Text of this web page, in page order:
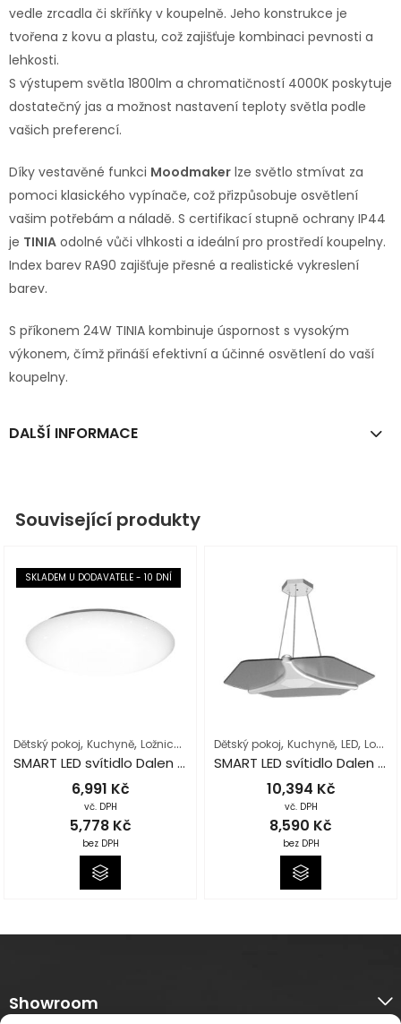
vedle zrcadla či skříňky v koupelně. Jeho konstrukce je
tvořena z kovu a plastu, což zajišťuje kombinaci pevnosti a
lehkosti.
S výstupem světla 1800lm a chromatičností 4000K poskytuje
dostatečný jas a možnost nastavení teploty světla podle
vašich preferencí.
Díky vestavěné funkci Moodmaker lze světlo stmívat za
pomoci klasického vypínače, což přizpůsobuje osvětlení
vašim potřebám a náladě. S certifikací stupně ochrany IP44
je TINIA odolné vůči vlhkosti a ideální pro prostředí koupelny.
Index barev RA90 zajišťuje přesné a realistické vykreslení
barev.
S příkonem 24W TINIA kombinuje úspornost s vysokým
výkonem, čímž přináší efektivní a účinné osvětlení do vaší
koupelny.
DALŠÍ INFORMACE
Související produkty
SKLADEM U DODAVATELE - 10 DNÍ
Dětský pokoj, Kuchyně, Ložnice , Obývací pokoj,Osvětlení interiéru,
SMART LED svítidlo Dalen C415TX
6,991 Kč
vč. DPH
5,778 Kč
bez DPH
Dětský pokoj, Kuchyně, LED, Ložnice
SMART LED svítidlo Dalen 2S Plus D Silver – závěsné
10,394 Kč
vč. DPH
8,590 Kč
bez DPH
Showroom